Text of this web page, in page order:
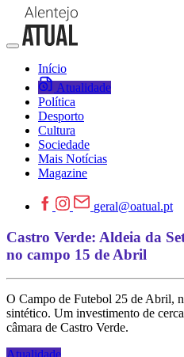
Início
Atualidade
Política
Desporto
Cultura
Sociedade
Mais Notícias
Magazine
geral@oatual.pt
Castro Verde: Aldeia da
no campo 15 de Abril
O Campo de Futebol 25 de Abril,
sintético. Um investimento de
câmara de Castro Verde.